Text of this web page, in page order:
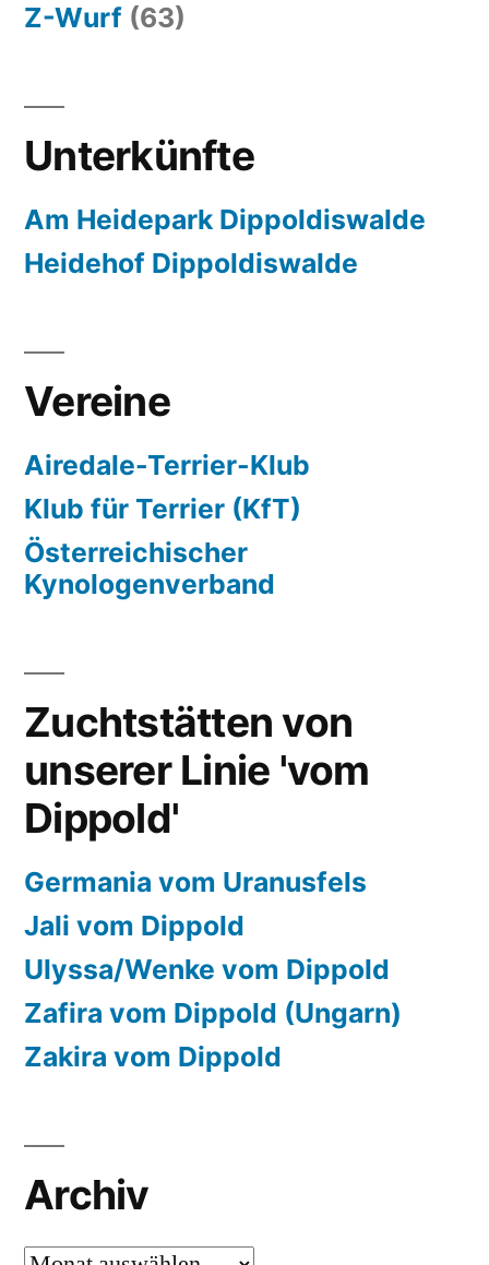
Z-Wurf (63)
Unterkünfte
Am Heidepark Dippoldiswalde
Heidehof Dippoldiswalde
Vereine
Airedale-Terrier-Klub
Klub für Terrier (KfT)
Österreichischer
Kynologenverband
Zuchtstätten von
unserer Linie 'vom
Dippold'
Germania vom Uranusfels
Jali vom Dippold
Ulyssa/Wenke vom Dippold
Zafira vom Dippold (Ungarn)
Zakira vom Dippold
Archiv